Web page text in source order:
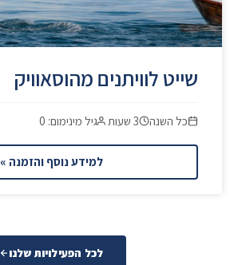
שייט לוויתנים מהוסאוויק
כל השנה 3 שעות גיל מינימום: 0
למידע נוסף והזמנה »
לכל הפעילויות שלנו